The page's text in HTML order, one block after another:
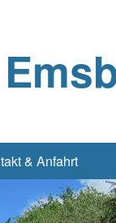
& Anfahrt